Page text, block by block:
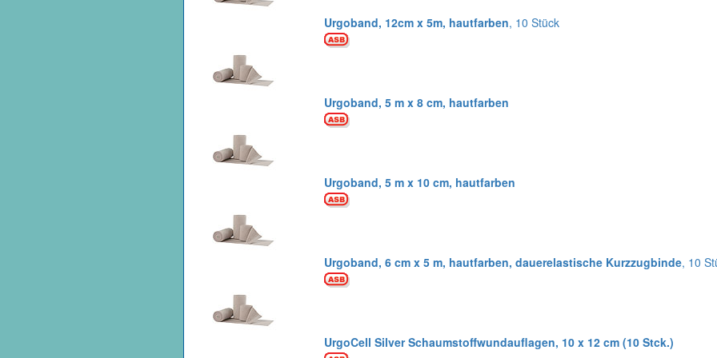
Urgoband, 12cm x 5m, hautfarben, 10 Stück
Urgoband, 5 m x 8 cm, hautfarben
Urgoband, 5 m x 10 cm, hautfarben
Urgoband, 6 cm x 5 m, hautfarben, dauerelastische Kurzzugbinde, 10
UrgoCell Silver Schaumstoffwundauflagen, 10 x 12 cm (10 Stck.)